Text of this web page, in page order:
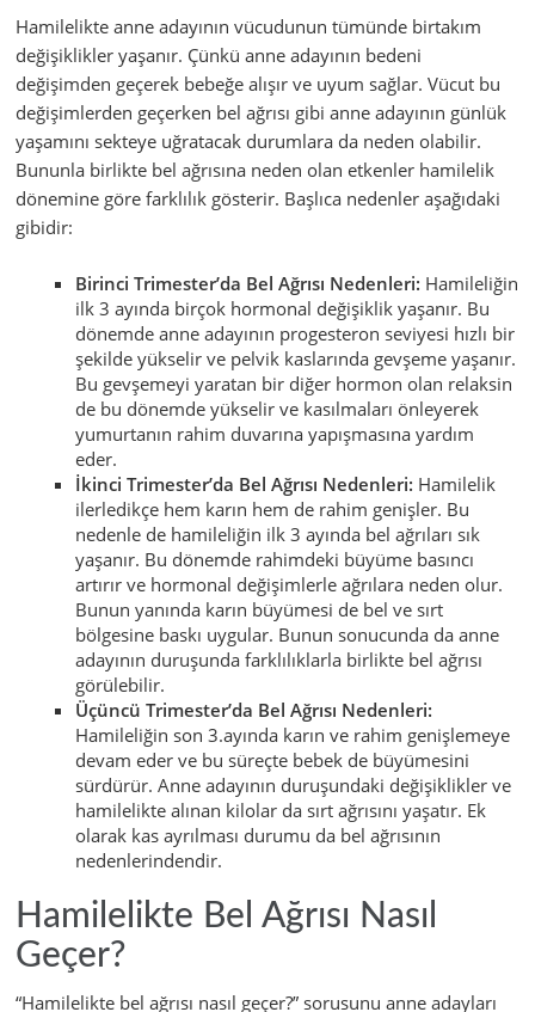
Hamilelikte anne adayının vücudunun tümünde birtakım
değişiklikler yaşanır. Çünkü anne adayının bedeni
değişimden geçerek bebeğe alışır ve uyum sağlar. Vücut bu
değişimlerden geçerken bel ağrısı gibi anne adayının günlük
yaşamını sekteye uğratacak durumlara da neden olabilir.
Bununla birlikte bel ağrısına neden olan etkenler hamilelik
dönemine göre farklılık gösterir. Başlıca nedenler aşağıdaki
gibidir:
Birinci Trimester’da Bel Ağrısı Nedenleri: Hamileliğin
ilk 3 ayında birçok hormonal değişiklik yaşanır. Bu
dönemde anne adayının progesteron seviyesi hızlı bir
şekilde yükselir ve pelvik kaslarında gevşeme yaşanır.
Bu gevşemeyi yaratan bir diğer hormon olan relaksin
de bu dönemde yükselir ve kasılmaları önleyerek
yumurtanın rahim duvarına yapışmasına yardım
eder.
İkinci Trimester’da Bel Ağrısı Nedenleri: Hamilelik
ilerledikçe hem karın hem de rahim genişler. Bu
nedenle de hamileliğin ilk 3 ayında bel ağrıları sık
yaşanır. Bu dönemde rahimdeki büyüme basıncı
artırır ve hormonal değişimlerle ağrılara neden olur.
Bunun yanında karın büyümesi de bel ve sırt
bölgesine baskı uygular. Bunun sonucunda da anne
adayının duruşunda farklılıklarla birlikte bel ağrısı
görülebilir.
Üçüncü Trimester’da Bel Ağrısı Nedenleri:
Hamileliğin son 3.ayında karın ve rahim genişlemeye
devam eder ve bu süreçte bebek de büyümesini
sürdürür. Anne adayının duruşundaki değişiklikler ve
hamilelikte alınan kilolar da sırt ağrısını yaşatır. Ek
olarak kas ayrılması durumu da bel ağrısının
nedenlerindendir.
Hamilelikte Bel Ağrısı Nasıl
Geçer?
“Hamilelikte bel ağrısı nasıl geçer?” sorusunu anne adayları